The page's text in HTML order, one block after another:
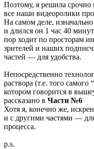
Поэтому, я решила срочно
все наши видеоролики
На самом деле,
и длился он 1 час 40
пор ходит по просторам
зрителей и наших
частей — для удобства.
Непосредственно
раствора (т.е. того самого
котором говорится в
рассказано в Части №6
Хотя я, конечно же,
и с другими частями —
процесса.
p.s.